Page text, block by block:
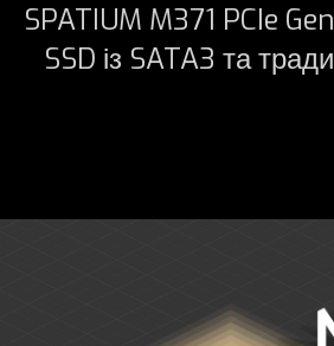
SPATIUM M371 PCIe
SSD із SATA3 та